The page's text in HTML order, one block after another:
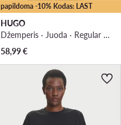
papildoma -10% Kodas: LAST
HUGO
Džemperis · Juoda · Regular Fit
58,99€